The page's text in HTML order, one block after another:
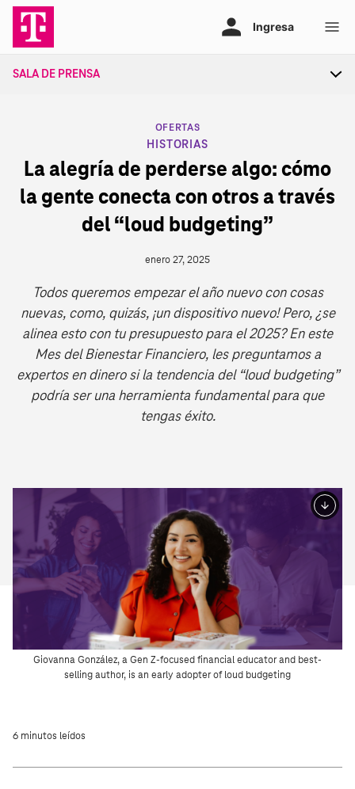
contenido
SALA DE PRENSA
OFERTASCATEGORY
HISTORIAS
La alegría de perderse algo: cómo
la gente conecta con otros a través
del “loud budgeting”
enero 27, 2025
Todos queremos empezar el año nuevo con cosas
nuevas, como, quizás, ¡un dispositivo nuevo! Pero, ¿se
alinea esto con tu presupuesto para el 2025? En este
Mes del Bienestar Financiero, les preguntamos a
expertos en dinero si la tendencia del “loud budgeting”
podría ser una herramienta fundamental para que
tengas éxito.
Giovanna González, a Gen Z-focused financial educator and best-
selling author, is an early adopter of loud budgeting
6 minutos leídos